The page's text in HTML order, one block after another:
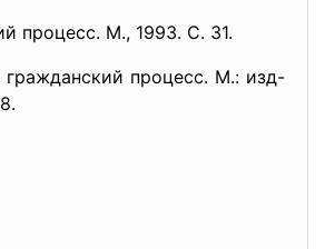
процесс. М., 1993. С. 31.
процесс. М.: изд-